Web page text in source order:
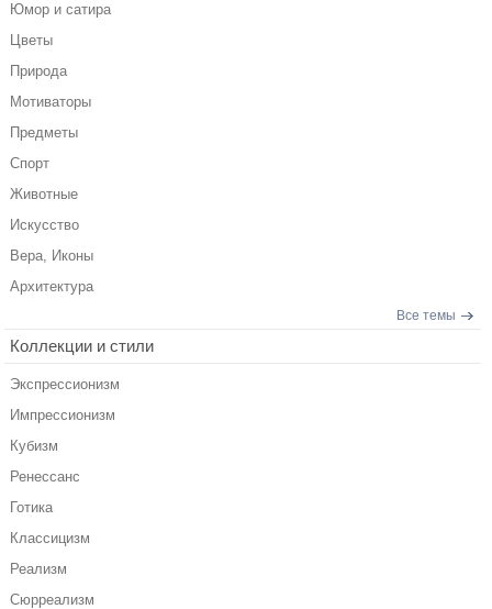
Юмор и сатира
Цветы
Природа
Мотиваторы
Предметы
Спорт
Животные
Искусство
Вера, Иконы
Архитектура
Все темы
Коллекции и стили
Экспрессионизм
Импрессионизм
Кубизм
Ренессанс
Готика
Классицизм
Реализм
Сюрреализм